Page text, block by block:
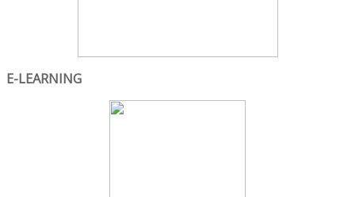
E-LEARNING